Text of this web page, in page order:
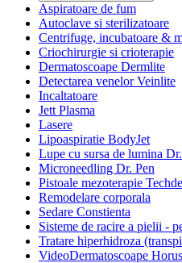
Aspiratoare de fum
Autoclave si sterilizatoare
Centrifuge, incubatoare &
Criochirurgie si crioterapie
Dermatoscoape Dermlite
Detectarea venelor Veinlite
Incaltatoare
Jett Plasma
Lasere
Lipoaspiratie BodyJet
Lupe cu sursa de lumina
Microneedling Dr. Pen
Pistoale mezoterapie
Remodelare corporala
Sedare Constienta
Sisteme de racire a pielii -
Tratare hiperhidroza
VideoDermatoscoape Horus